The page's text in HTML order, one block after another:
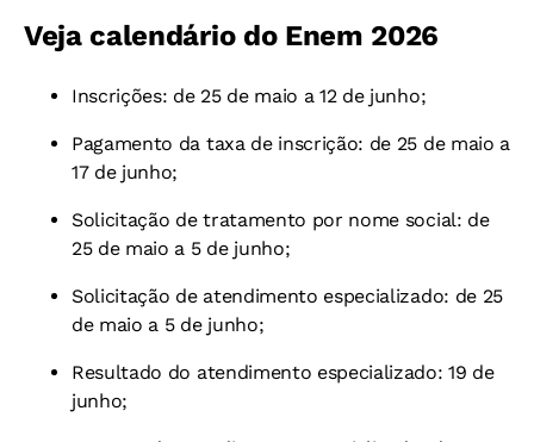
Veja calendário do Enem 2026
Inscrições: de 25 de maio a 12 de junho;
Pagamento da taxa de inscrição: de 25 de maio a
17 de junho;
Solicitação de tratamento por nome social: de
25 de maio a 5 de junho;
Solicitação de atendimento especializado: de 25
de maio a 5 de junho;
Resultado do atendimento especializado: 19 de
junho;